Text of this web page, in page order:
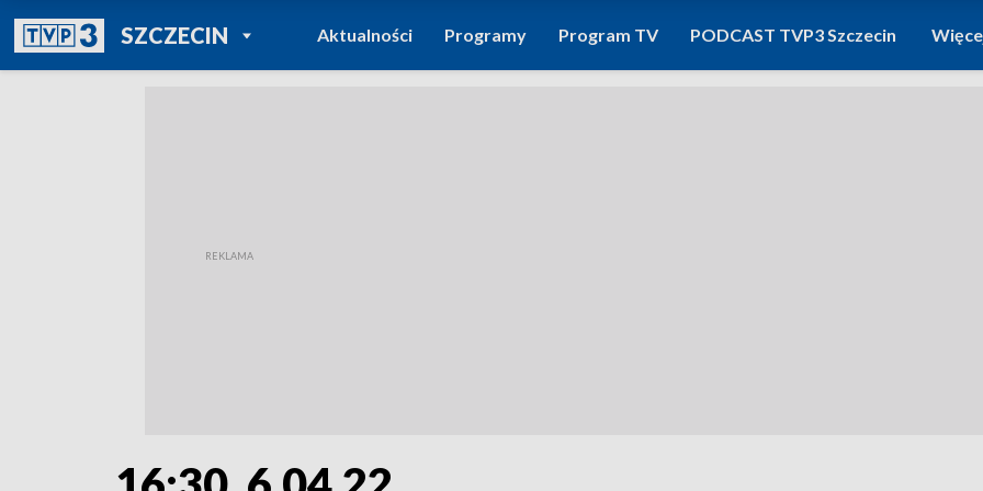
SZCZECINPOWRÓT DO
TVP REGIONY
Aktualności Programy Program TV PODCAST TVP3 Szczecin